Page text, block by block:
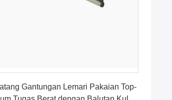
Gantungan Lemari Pakaian Top-